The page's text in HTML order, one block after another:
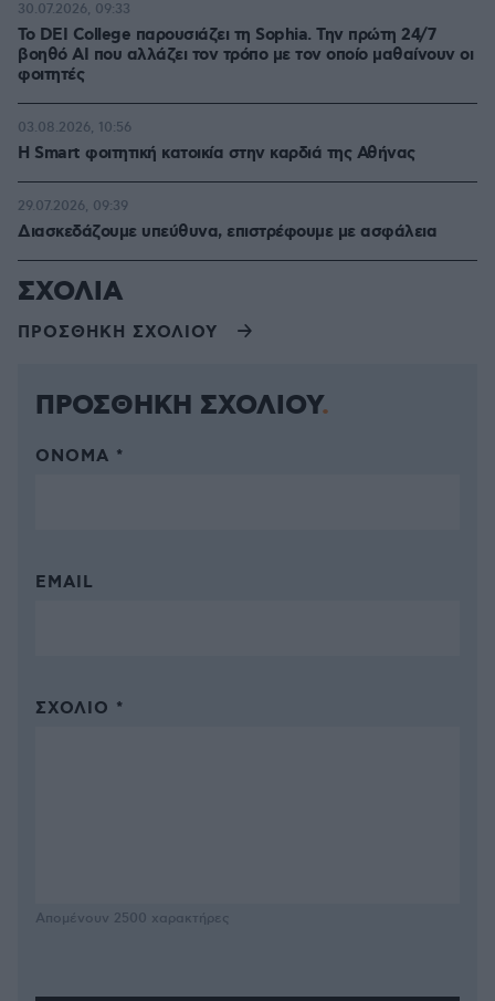
Το DEI College παρουσιάζει τη Sophia. Την πρώτη 24/7
βοηθό AI που αλλάζει τον τρόπο με τον οποίο μαθαίνουν οι
φοιτητές
30.07.2026, 09:33
Η Smart φοιτητική κατοικία στην καρδιά της Αθήνας
03.08.2026, 10:56
Διασκεδάζουμε υπεύθυνα, επιστρέφουμε με ασφάλεια
29.07.2026, 09:39
ΣΧΟΛΙΑ
ΠΡΟΣΘΗΚΗ ΣΧΟΛΙΟΥ
ΠΡΟΣΘΗΚΗ ΣΧΟΛΙΟΥ
ΌΝΟΜΑ *
EMAIL
ΣΧΌΛΙΟ *
Απομένουν 2500 χαρακτήρες